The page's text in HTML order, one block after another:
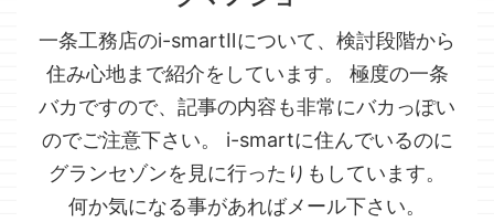
一条工務店のi-smartⅡについて、検討段階から
住み心地まで紹介をしています。 極度の一条
バカですので、記事の内容も非常にバカっぽい
のでご注意下さい。 i-smartに住んでいるのに
グランセゾンを見に行ったりもしています。
何か気になる事があればメール下さい。